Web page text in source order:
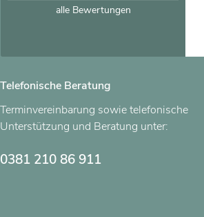
alle Bewertungen
Telefonische Beratung
Terminvereinbarung sowie telefonische
Unterstützung und Beratung unter:
0381 210 86 911